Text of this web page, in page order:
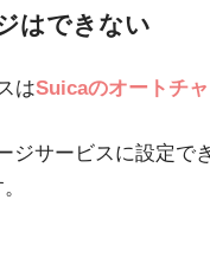
はできない
はSuicaのオートチ
ジサービスに設定で